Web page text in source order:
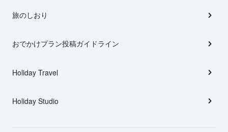
旅のしおり
おでかけプラン投稿ガイドライン
Holiday Travel
Holiday Studio